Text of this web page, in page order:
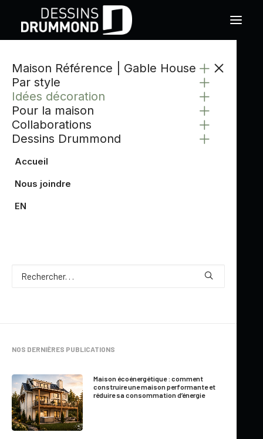
Maison Référence | Gable House
Par style
Idées décoration
Pour la maison
Collaborations
Dessins Drummond
Accueil
Nous joindre
EN
NOS DERNIÈRES PUBLICATIONS
Maison écoénergétique : comment
construire une maison performante et
réduire sa consommation d’énergie
4 Minutes | Mis à jour le 13 novembre 2025
Le temps est venu de redécorer votre salle de séjour ? Vous
recherchez un look simple et sobre, à la fois tendance et